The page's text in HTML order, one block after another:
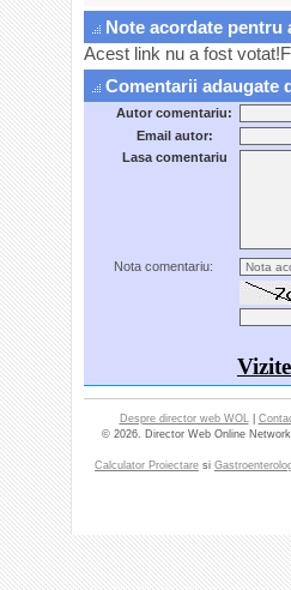
Note acordate pentru
Acest link nu a fost
Comentarii adaugate
Autor comentariu:
Email autor:
Lasa comentariu
Nota comentariu:
Despre director web WOL|
© 2026. Director Web Online
Calculator Proiectare si